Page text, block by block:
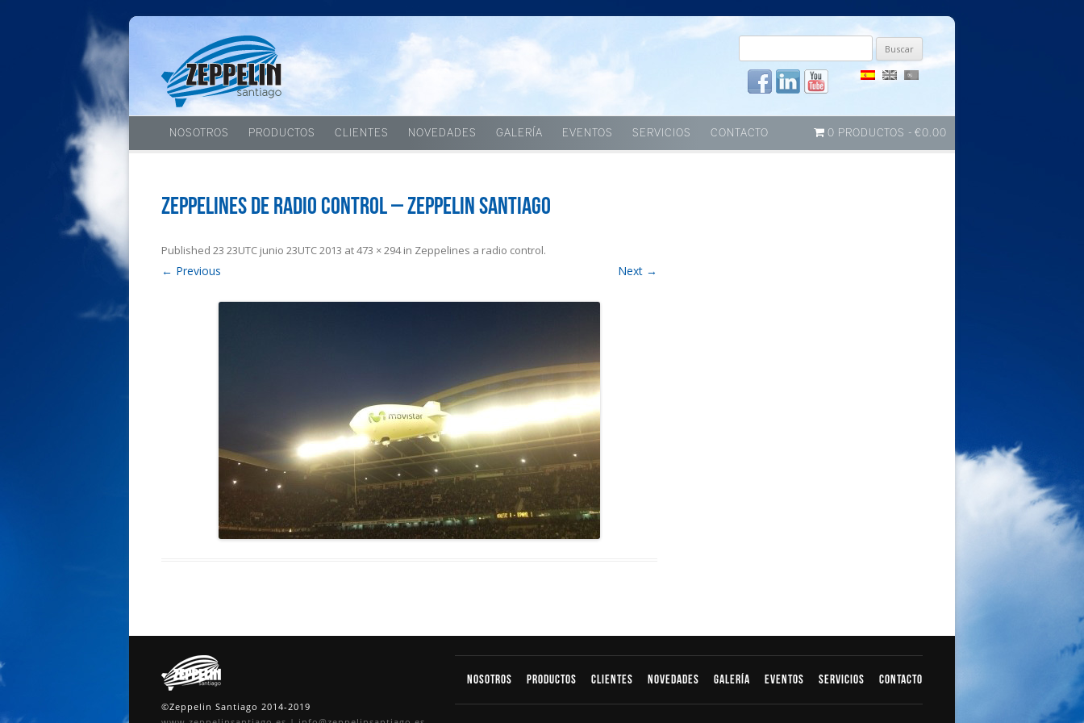
Buscar
Skip to content
NOSOTROS PRODUCTOS CLIENTES NOVEDADES GALERÍA EVENTOS SERVICIOS CONTACTO 0 PRODUCTOS €0.00
Zeppelines de radio control – Zeppelin Santiago
Published 23 23UTC junio 23UTC 2013 at473 × 294in Zeppelines a radio control.
← Previous Next →
©Zeppelin Santiago 2014-2019
Nosotros productos Clientes Novedades Galería Eventos Servicios Contacto